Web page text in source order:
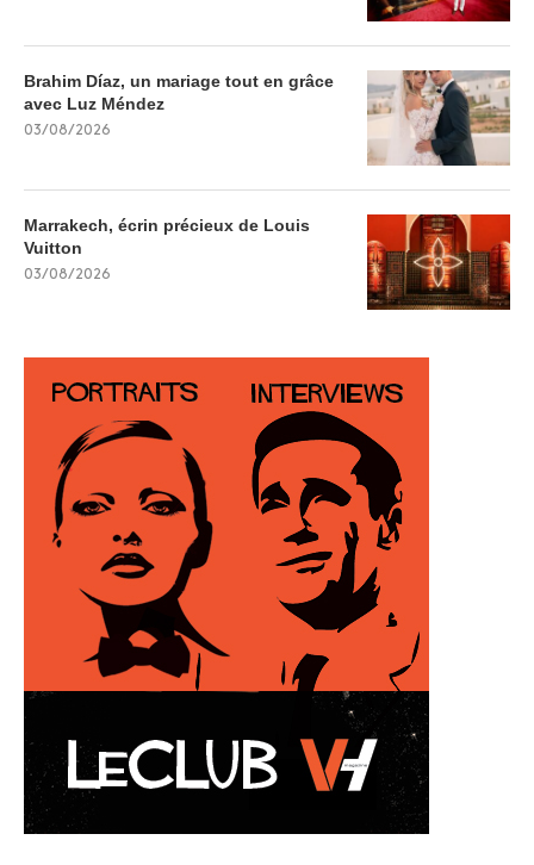
Brahim Díaz, un mariage tout en grâce
avec Luz Méndez
03/08/2026
Marrakech, écrin précieux de Louis
Vuitton
03/08/2026